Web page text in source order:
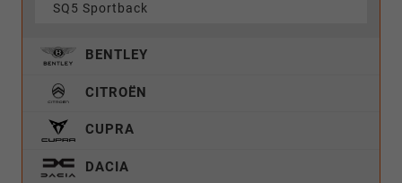
SQ5 Sportback
BENTLEY
CITROËN
CUPRA
DACIA